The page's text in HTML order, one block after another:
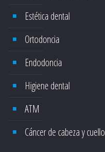
Estética dental
Ortodoncia
Endodoncia
Higiene dental
ATM
Cáncer de cabeza y cuello